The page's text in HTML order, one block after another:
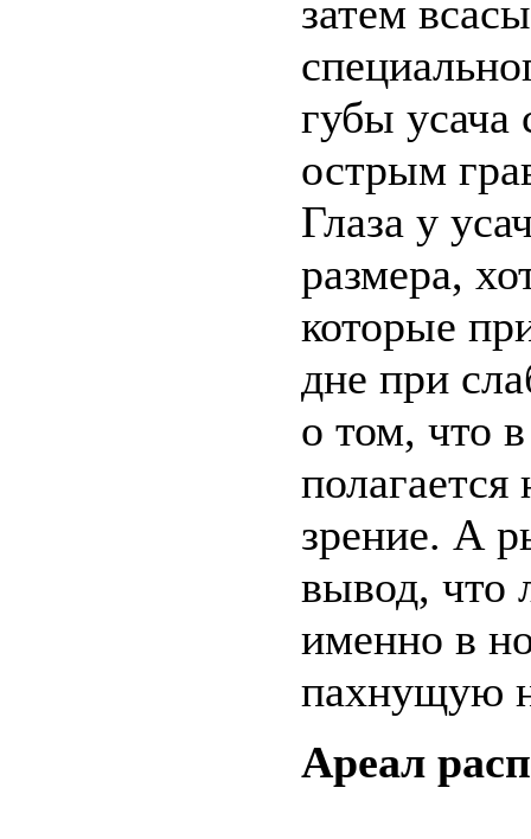
затем
губы усача
острым
Глаза у
размера,
которые
дне при
о том, что
зрение. А
вывод, что
именно в
пахнущую
Ареал